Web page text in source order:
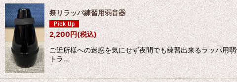
並び順:
祭りラッパ練習用弱音器
2,200円(税込)
ご近所様への迷惑を気にせず夜間でも練習出来るラッパ用
トラ…